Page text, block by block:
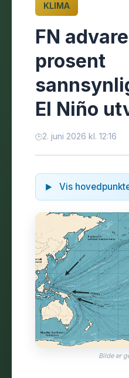
KLIMA
FN
prosent
El Niño
2. juni 2026 kl. 12:16
Vis
Bilde er